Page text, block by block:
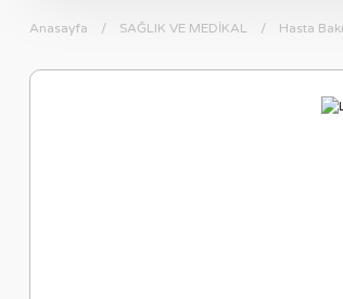
Anasayfa SAĞLIK VE MEDİKAL Hasta